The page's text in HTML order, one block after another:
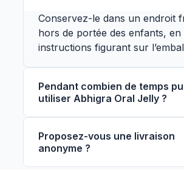
Conservez-le dans un endroit
hors de portée des enfants, en
instructions figurant sur
Pendant combien de temps
utiliser Abhigra Oral Jelly ?
recommandation du médecin.
pas plus longtemps que la
indiquée sans consulter un
Proposez-vous une livraison
anonyme ?